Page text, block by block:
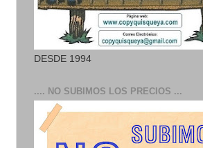
DESDE 1994
.... NO SUBIMOS LOS PRECIOS ...